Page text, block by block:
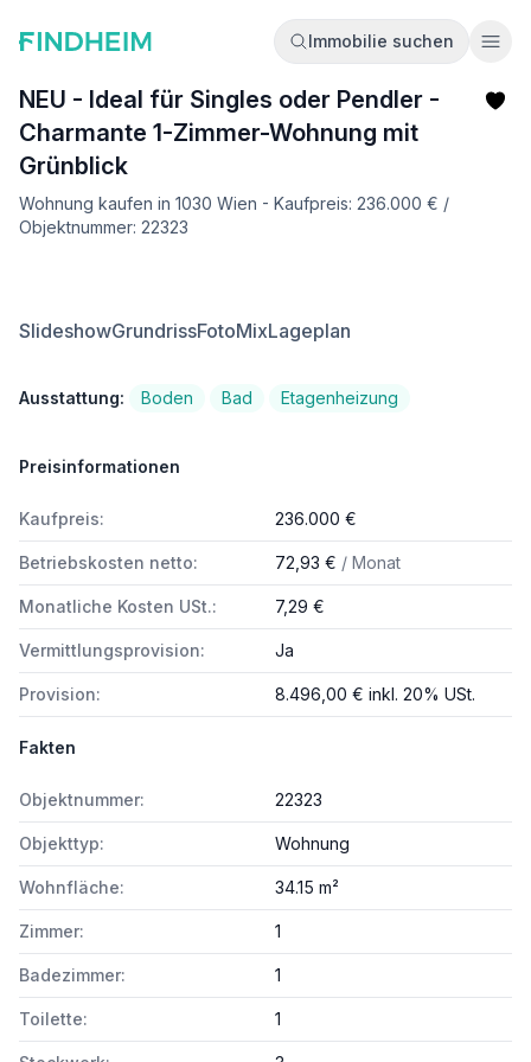
Immobilie suchen
NEU - Ideal für Singles oder Pendler -
Charmante 1-Zimmer-Wohnung mit
Grünblick
Wohnung kaufen in 1030 Wien - Kaufpreis: 236.000 € /
Objektnummer: 22323
SlideshowGrundrissFotoMixLageplan
Ausstattung: Boden Bad Etagenheizung
Preisinformationen
Kaufpreis: 236.000 €
Betriebskosten netto: 72,93 € / Monat
Monatliche Kosten USt.: 7,29 €
Vermittlungsprovision: Ja
Provision: 8.496,00 € inkl. 20% USt.
Fakten
Objektnummer: 22323
Objekttyp: Wohnung
Wohnfläche: 34.15 m²
Zimmer: 1
Badezimmer: 1
Toilette: 1